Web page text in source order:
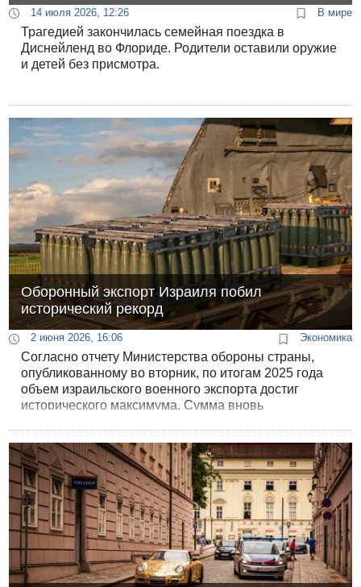
14 июля 2026, 12:26 В мире
Трагедией закончилась семейная поездка в
Диснейленд во Флориде. Родители оставили оружие
и детей без присмотра.
Оборонный экспорт Израиля побил
исторический рекорд
2 июня 2026, 16:06 Экономика
Согласно отчету Министерства обороны страны,
опубликованному во вторник, по итогам 2025 года
объем израильского военного экспорта достиг
исторического максимума. Сумма вновь
чистый рост примерно на 30% по сравнению с 2024
годом. В пятилетней перспективе объемы продаж
израильского оружия удвоились, а за последнее
десятилетие - выросли в четыре раза.